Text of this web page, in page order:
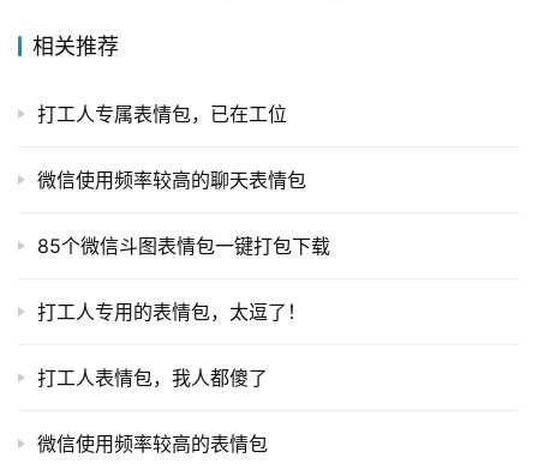
相关推荐
打工人专属表情包，已在工位
微信使用频率较高的聊天表情包
85个微信斗图表情包一键打包下载
打工人专用的表情包，太逗了！
打工人表情包，我人都傻了
微信使用频率较高的表情包